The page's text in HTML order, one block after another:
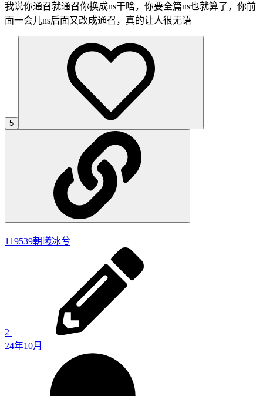
我说你通召就通召你换成ns干啥，你要全篇ns也就算了，你前
面一会儿ns后面又改成通召，真的让人很无语
5
119539朝曦冰兮
2
24年10月